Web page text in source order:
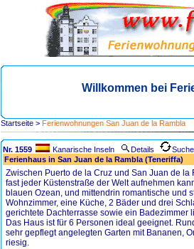
Willkommen bei
Startseite > Ferienwohnungen San Juan de la Rambla
Nr. 1559 Kanarische Inseln Details
Ferienhaus in San Juan de la Rambla (Teneriffa)
Zwischen Puerto de la Cruz und San Juan de
fast jeder Küstenstraße der Welt aufnehmen
blauen Ozean, und mittendrin romantische und
Wohnzimmer, eine Küche, 2 Bäder und drei
gerichtete Dachterrasse sowie ein Badezimmer
Das Haus ist für 6 Personen ideal geeignet.
sehr gepflegt angelegten Garten mit Bananen,
riesig.